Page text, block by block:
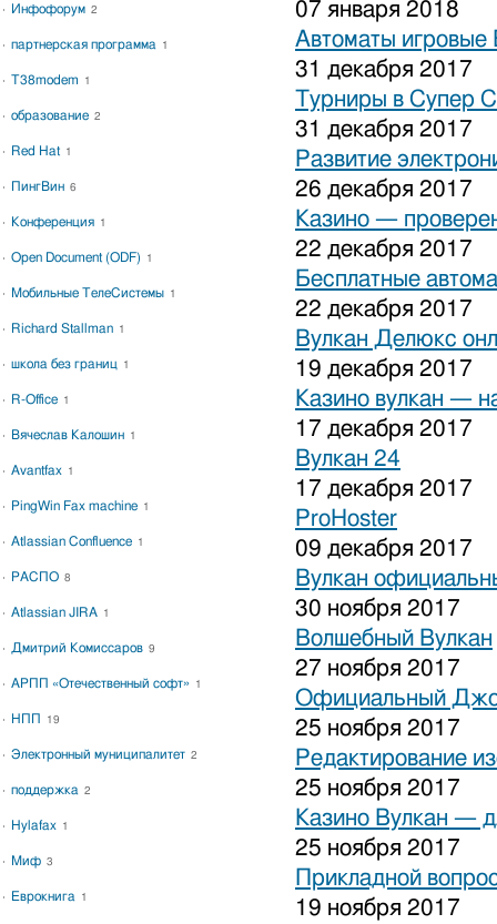
07 января 2018
Автоматы игровые
31 декабря 2017
Турниры в Супер
31 декабря 2017
Развитие
26 декабря 2017
Казино —
22 декабря 2017
Бесплатные
22 декабря 2017
Вулкан Делюкс
19 декабря 2017
Казино вулкан —
17 декабря 2017
Вулкан 24
17 декабря 2017
ProHoster
09 декабря 2017
Вулкан
30 ноября 2017
Волшебный Вулкан
27 ноября 2017
Официальный
25 ноября 2017
Редактирование
25 ноября 2017
Казино Вулкан —
25 ноября 2017
Прикладной
19 ноября 2017
Инфофорум 2
партнерская программа 1
T38modem 1
образование 2
Red Hat 1
ПингВин 6
Конференция 1
Open Document (ODF) 1
Мобильные ТелеСистемы 1
Richard Stallman 1
школа без границ 1
R-Office 1
Вячеслав Калошин 1
Avantfax 1
PingWin Fax machine 1
Atlassian Confluence 1
РАСПО 8
Atlassian JIRA 1
Дмитрий Комиссаров 9
АРПП «Отечественный софт» 1
НПП 19
Электронный муниципалитет 2
поддержка 2
Hylafax 1
Миф 3
Еврокнига 1